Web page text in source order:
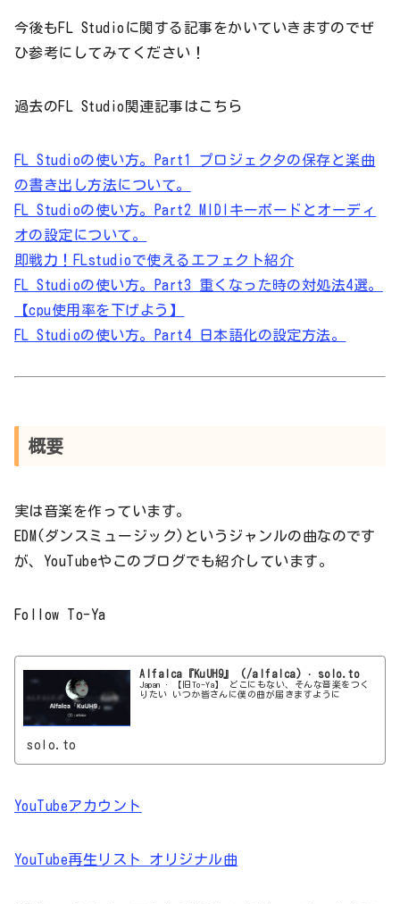
今後もFL Studioに関する記事をかいていきますのでぜ
ひ参考にしてみてください！
過去のFL Studio関連記事はこちら
FL Studioの使い方。Part1 プロジェクタの保存と楽曲
の書き出し方法について。
FL Studioの使い方。Part2 MIDIキーボードとオーディ
オの設定について。
即戦力！FLstudioで使えるエフェクト紹介
FL Studioの使い方。Part3 重くなった時の対処法4選。
【cpu使用率を下げよう】
FL Studioの使い方。Part4 日本語化の設定方法。
概要
実は音楽を作っています。
EDM(ダンスミュージック)というジャンルの曲なのです
が、YouTubeやこのブログでも紹介しています。
Follow To-Ya
Alfalca『KuUH9』 (/alfalca) · solo.to
Japan · 【旧To-Ya】 どこにもない、そんな音楽をつく
りたい いつか皆さんに僕の曲が届きますように
solo.to
YouTubeアカウント
YouTube再生リスト オリジナル曲